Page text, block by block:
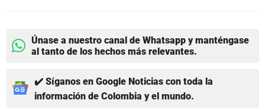
Únase a nuestro canal de Whatsapp y manténgase
al tanto de los hechos más relevantes.
✔️ Síganos en Google Noticias con toda la
información de Colombia y el mundo.